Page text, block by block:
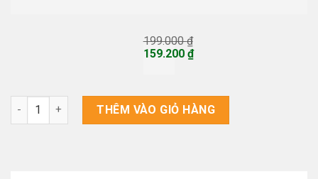
199.000₫
Giá
159.200 ₫
là:
159.200 ₫.
Chiếc Thìa Biến Mất số lượngTHÊM VÀO GIỎ HÀNG